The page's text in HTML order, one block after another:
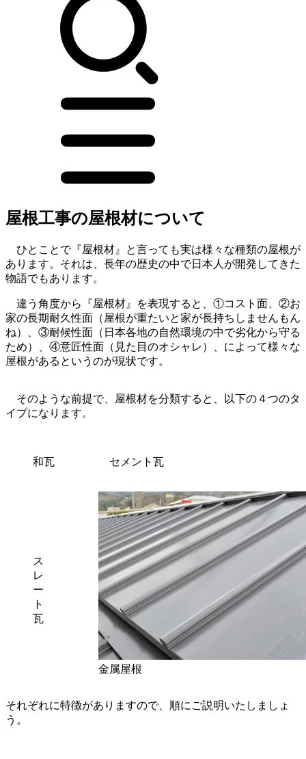
屋根工事の屋根材について
ひとことで『屋根材』と言っても実は様々な種類の屋根が
あります。それは、長年の歴史の中で日本人が開発してきた
物語でもあります。
違う角度から『屋根材』を表現すると、①コスト面、②お
家の長期耐久性面（屋根が重たいと家が長持ちしませんもん
ね）、③耐候性面（日本各地の自然環境の中で劣化から守る
ため）、④意匠性面（見た目のオシャレ）、によって様々な
屋根があるというのが現状です。
そのような前提で、屋根材を分類すると、以下の４つのタ
イプになります。
和瓦 セメント瓦
ス
レ
ー
ト
瓦
金属屋根
それぞれに特徴がありますので、順にご説明いたしましょ
う。